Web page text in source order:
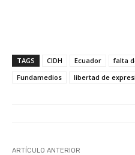
TAGS CIDH Ecuador
falta
Fundamedios
libertad de
ARTÍCULO ANTERIOR